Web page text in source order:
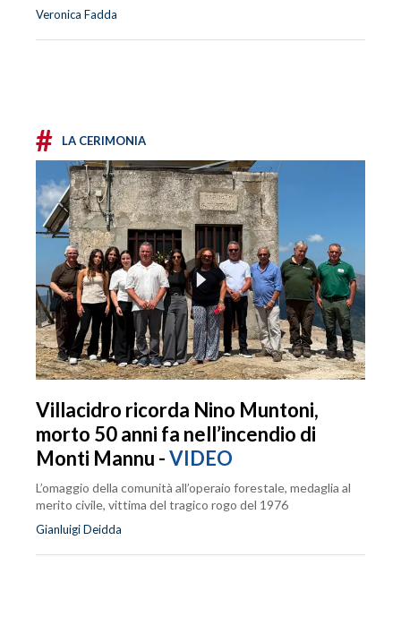
Veronica Fadda
# LA CERIMONIA
Villacidro ricorda Nino Muntoni,
morto 50 anni fa nell’incendio di
Monti Mannu -VIDEO
L’omaggio della comunità all’operaio forestale, medaglia al
merito civile, vittima del tragico rogo del 1976
Gianluigi Deidda